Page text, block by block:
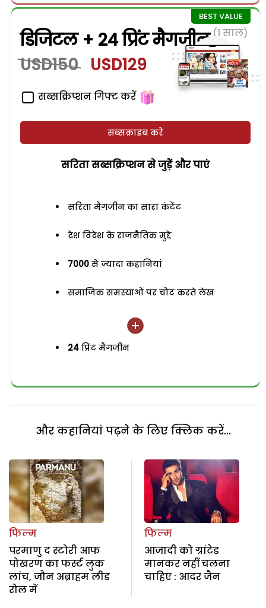
डिजिटल + 24 प्रिंट मैगजीन (1 साल)
USD150 USD129
सब्सक्रिप्शन गिफ्ट करें
सब्सक्राइब करें
सरिता सब्सक्रिप्शन से जुड़ेें और पाएं
सरिता मैगजीन का सारा कंटेंट
देश विदेश के राजनैतिक मुद्दे
7000 से ज्यादा कहानियां
समाजिक समस्याओं पर चोट करते लेख
24 प्रिंट मैगजीन
और कहानियां पढ़ने के लिए क्लिक करें...
फिल्म
परमाणु द स्टोरी आफ
पोखरण का फर्स्ट लुक
लांच, जौन अब्राहम लीड
रोल में
फिल्म
आजादी को ग्रांटेड
मानकर नहीं चलना
चाहिए : आदर जैन